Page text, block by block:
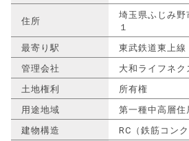
住所
埼玉県ふじみ野
１
最寄り駅
東武鉄道東上線
管理会社
大和ライフネク
土地権利
所有権
用途地域
第一種中高層住
建物構造
RC（鉄筋コンク